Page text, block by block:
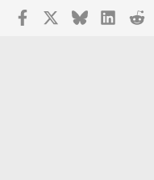
Facebook Bluesky